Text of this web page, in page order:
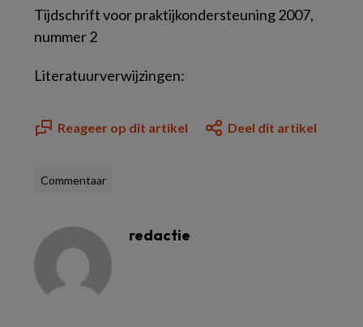
Tijdschrift voor praktijkondersteuning 2007,
nummer 2
Literatuurverwijzingen:
Reageer op dit artikel Deel dit artikel
Commentaar
redactie